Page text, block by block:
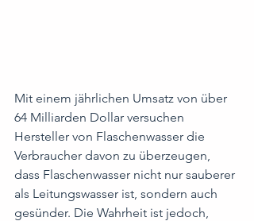
Mit einem jährlichen Umsatz von über
64 Milliarden Dollar versuchen
Hersteller von Flaschenwasser die
Verbraucher davon zu überzeugen,
dass Flaschenwasser nicht nur sauberer
als Leitungswasser ist, sondern auch
gesünder. Die Wahrheit ist jedoch,